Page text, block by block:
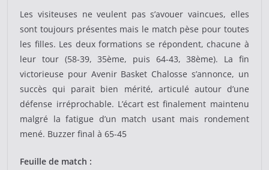
Les visiteuses ne veulent pas s’avouer vaincues, elles
sont toujours présentes mais le match pèse pour toutes
les filles. Les deux formations se répondent, chacune à
leur tour (58-39, 35ème, puis 64-43, 38ème). La fin
victorieuse pour Avenir Basket Chalosse s’annonce, un
succès qui parait bien mérité, articulé autour d’une
défense irréprochable. L’écart est finalement maintenu
malgré la fatigue d’un match usant mais rondement
mené. Buzzer final à 65-45
Feuille de match :